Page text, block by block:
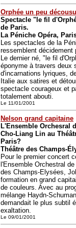
Orphée un peu décousu
Spectacle "le fil
de Paris.
La Péniche Opéra,
Les spectacles de la
ressemblent décidement
Le dernier né, "le fil
éponyme à travers deux
d'incarnations lyriques,
Italie aux satires et
spectacle courageux et
totalement abouti.
Le 11/01/2001
Nelson grand capitaine
L'Ensemble Orchesral
Cho-Liang Lin au
Paris?
Théâtre des Champs-
Pour le premier concert
l'Ensemble Orchestral
des Champs-Elysées,
formation en grand
de couleurs. Avec au
mélange Haydn-
demandait le plus subtil
exaltation.
Le 09/01/2001